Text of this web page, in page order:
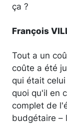
ça ?
François
Tout a un
coûte a été
qui était
quoi qu'il en
complet de
budgétaire –